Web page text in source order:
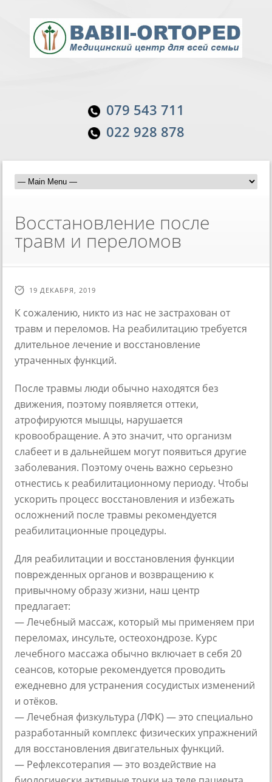
079 543 711
022 928 878
Восстановление после
травм и переломов
19 ДЕКАБРЯ, 2019
К сожалению, никто из нас не застрахован от
травм и переломов. На реабилитацию требуется
длительное лечение и восстановление
утраченных функций.
После травмы люди обычно находятся без
движения, поэтому появляется оттеки,
атрофируются мышцы, нарушается
кровообращение. А это значит, что организм
слабеет и в дальнейшем могут появиться другие
заболевания. Поэтому очень важно серьезно
отнестись к реабилитационному периоду. Чтобы
ускорить процесс восстановления и избежать
осложнений после травмы рекомендуется
реабилитационные процедуры.
Для реабилитации и восстановления функции
поврежденных органов и возвращению к
привычному образу жизни, наш центр
предлагает:
— Лечебный массаж, который мы применяем при
переломах, инсульте, остеохондрозе. Курс
лечебного массажа обычно включает в себя 20
сеансов, которые рекомендуется проводить
ежедневно для устранения сосудистых изменений
и отёков.
— Лечебная физкультура (ЛФК) — это специально
разработанный комплекс физических упражнений
для восстановления двигательных функций.
— Рефлексотерапия — это воздействие на